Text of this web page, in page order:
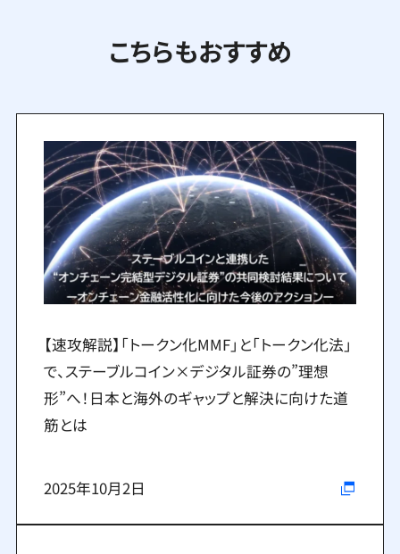
こちらもおすすめ
【速攻解説】「トークン化MMF」と「トークン化法」
で、ステーブルコイン×デジタル証券の”理想
形”へ！日本と海外のギャップと解決に向けた道
筋とは
2025年10月2日